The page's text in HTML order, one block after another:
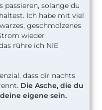
solange du
Ich habe mit viel
geschmolzenes
wieder
rühre ich NIE
dass dir nachts
Die Asche, die du
eigene sein.